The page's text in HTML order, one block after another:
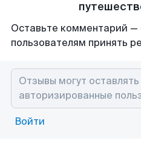
Оставьте комментарий
пользователям принять
Войти